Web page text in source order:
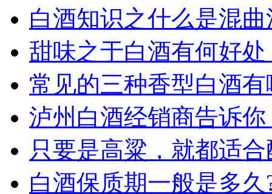
白酒知识之什么是混
甜味之于白酒有何好处
常见的三种香型白酒有
泸州白酒经销商告诉
只要是高粱，就都适
白酒保质期一般是多